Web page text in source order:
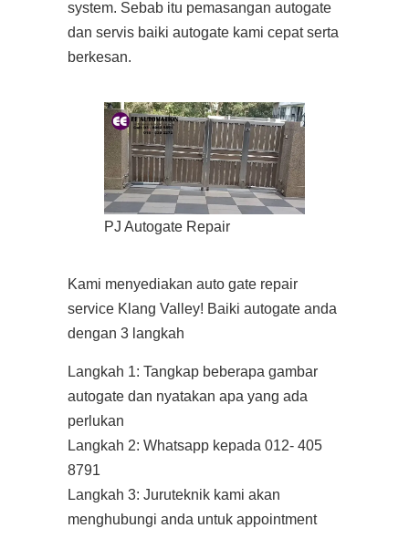
system. Sebab itu pemasangan autogate
dan servis baiki autogate kami cepat serta
berkesan.
PJ Autogate Repair
Kami menyediakan auto gate repair
service Klang Valley! Baiki autogate anda
dengan 3 langkah
Langkah 1: Tangkap beberapa gambar
autogate dan nyatakan apa yang ada
perlukan
Langkah 2: Whatsapp kepada 012- 405
8791
Langkah 3: Juruteknik kami akan
menghubungi anda untuk appointment